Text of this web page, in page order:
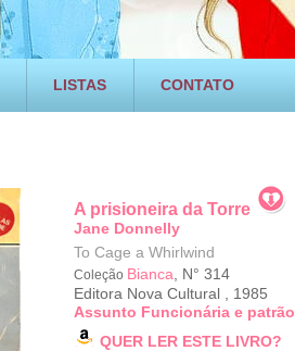
LISTAS CONTATO
A prisioneira da Torre
Jane Donnelly
To Cage a Whirlwind
Coleção Bianca , N° 314
Editora Nova Cultural
1985
Assunto Funcionária e patrão
QUER LER ESTE LIVRO?